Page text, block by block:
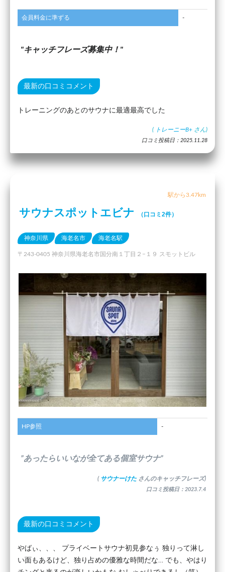
会員料金に準ずる -
キャッチフレーズ募集中！
最新の口コミコメント
トレーニングのあとのサウナに最適最高でした
( トレーニーB+ さん)
口コミ投稿日：2025.11.28
駅から3.47km
サウナスポットエビナ （口コミ2件）
神奈川県 海老名市 海老名駅
〒243-0405 神奈川県海老名市国分南１丁目２−１９ スモットビル
HP参照 -
”あったらいいなが全てある個室サウナ”
( サウナーけた さんのキャッチフレーズ)
口コミ投稿日：2023.7.4
最新の口コミコメント
やばぃ、、、 プライベートサウナ初見参なぅ 独りって淋し
い面もあるけど、独り占めの優雅な時間だな… でも、やはり